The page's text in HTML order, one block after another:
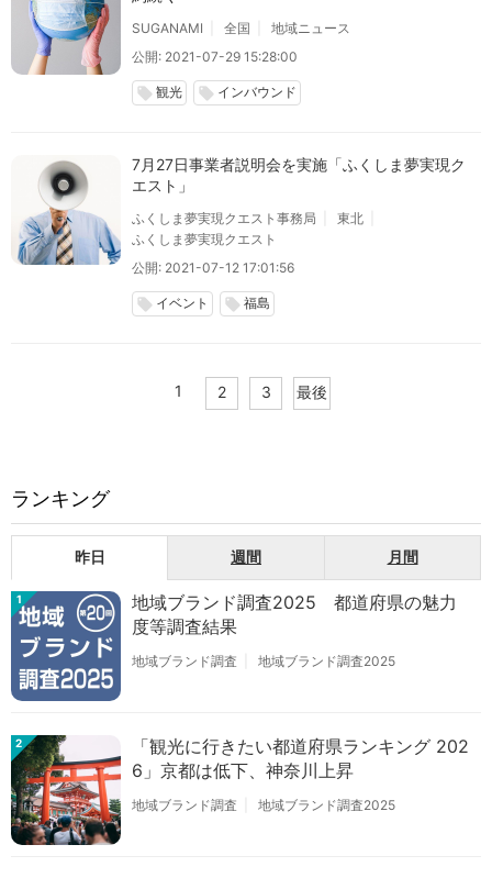
SUGANAMI 全国
地域ニュース
公開: 2021-07-29 15:28:00
local_offer 観光 local_offer インバウンド
7月27日事業者説明会を実施「ふくしま夢実現ク
エスト」
ふくしま夢実現クエスト事務局
東北
ふくしま夢実現クエスト
公開: 2021-07-12 17:01:56
local_offer イベント local_offer 福島
1 2 3 最後
ランキング
昨日 週間 月間
1
地域ブランド調査2025 都道府県の魅力
度等調査結果
地域ブランド調査 地域ブランド調査2025
2
「観光に行きたい都道府県ランキング 202
6」京都は低下、神奈川上昇
地域ブランド調査 地域ブランド調査2025